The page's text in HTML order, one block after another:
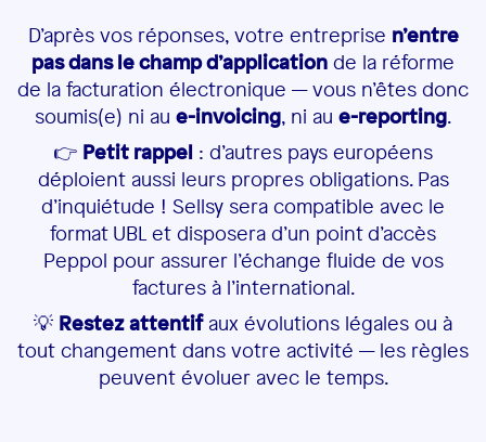
D’après vos réponses, votre entreprise n’entre
pas dans le champ d’application de la réforme
de la facturation électronique — vous n’êtes donc
soumis(e) ni au e-invoicing, ni au e-reporting.
👉 Petit rappel : d’autres pays européens
déploient aussi leurs propres obligations. Pas
d’inquiétude ! Sellsy sera compatible avec le
format UBL et disposera d’un pointd’accès
Peppol pour assurer l’échange fluide de vos
factures à l’international.
💡 Restez attentifaux évolutions légales ou à
tout changement dans votre activité — les règles
peuvent évoluer avec le temps.